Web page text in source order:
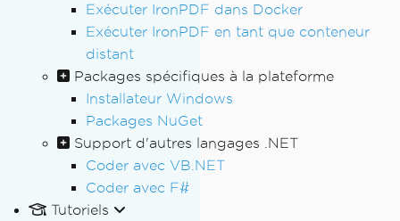
Exécuter IronPDF dans Docker
Exécuter IronPDF en tant que conteneur
distant
Packages spécifiques à la plateforme
Installateur Windows
Packages NuGet
Support d'autres langages .NET
Coder avec VB.NET
Coder avec F#
Tutoriels